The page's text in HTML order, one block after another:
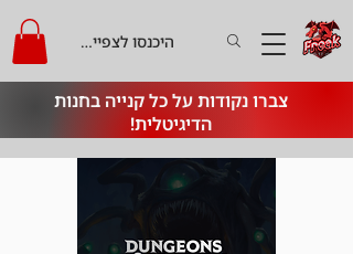
צברו נקודות על כל קנייה בחנות
הדיגיטלית!
היכנסו לצפייה בקרדיט